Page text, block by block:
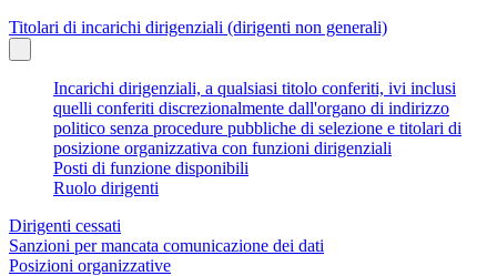
Titolari di incarichi dirigenziali (dirigenti non generali)
Incarichi dirigenziali, a qualsiasi titolo conferiti, ivi inclusi
quelli conferiti discrezionalmente dall'organo di indirizzo
politico senza procedure pubbliche di selezione e titolari di
posizione organizzativa con funzioni dirigenziali
Posti di funzione disponibili
Ruolo dirigenti
Dirigenti cessati
Sanzioni per mancata comunicazione dei dati
Posizioni organizzative